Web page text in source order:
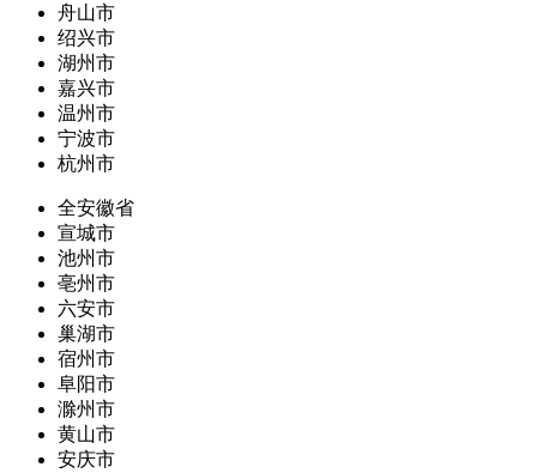
舟山市
绍兴市
湖州市
嘉兴市
温州市
宁波市
杭州市
全安徽省
宣城市
池州市
亳州市
六安市
巢湖市
宿州市
阜阳市
滁州市
黄山市
安庆市